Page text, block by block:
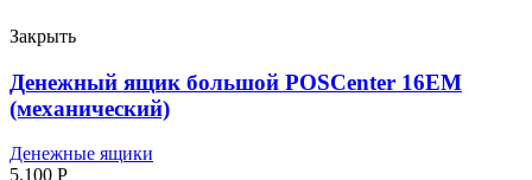
Закрыть
Денежный ящик большой POSCenter 16EM
(механический)
Денежные ящики
5.100 Р